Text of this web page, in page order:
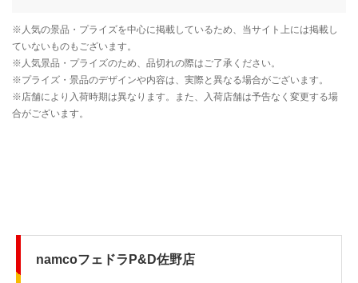
namcoフェドラP&D佐野店